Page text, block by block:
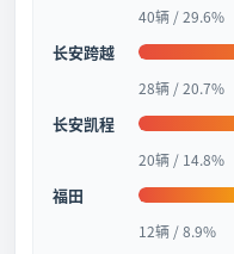
40辆 / 29.6%
长安跨越
28辆 / 20.7%
长安凯程
20辆 / 14.8%
福田
12辆 / 8.9%